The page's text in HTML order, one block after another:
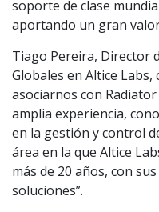
soporte de clase
aportando un gran
Tiago Pereira, Director
Globales en Altice
asociarnos con
amplia experiencia,
en la gestión y control
área en la que Altice
más de 20 años, con
soluciones”.